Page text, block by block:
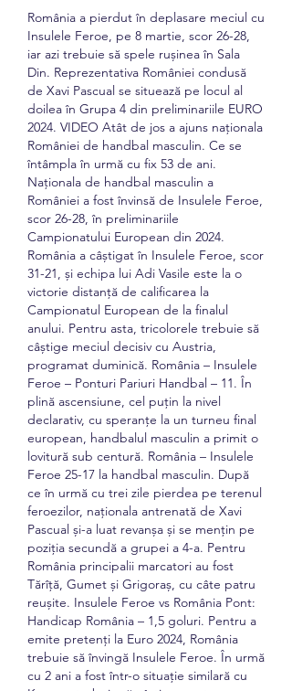
România a pierdut în deplasare meciul cu
Insulele Feroe, pe 8 martie, scor 26-28,
iar azi trebuie să spele rușinea în Sala
Din. Reprezentativa României condusă
de Xavi Pascual se situează pe locul al
doilea în Grupa 4 din preliminariile EURO
2024. VIDEO Atât de jos a ajuns naționala
României de handbal masculin. Ce se
întâmpla în urmă cu fix 53 de ani.
Naționala de handbal masculin a
României a fost învinsă de Insulele Feroe,
scor 26-28, în preliminariile
Campionatului European din 2024.
România a câștigat în Insulele Feroe, scor
31-21, și echipa lui Adi Vasile este la o
victorie distanță de calificarea la
Campionatul European de la finalul
anului. Pentru asta, tricolorele trebuie să
câștige meciul decisiv cu Austria,
programat duminică. România – Insulele
Feroe – Ponturi Pariuri Handbal – 11. În
plină ascensiune, cel puțin la nivel
declarativ, cu speranțe la un turneu final
european, handbalul masculin a primit o
lovitură sub centură. România – Insulele
Feroe 25-17 la handbal masculin. După
ce în urmă cu trei zile pierdea pe terenul
feroezilor, naționala antrenată de Xavi
Pascual și-a luat revanșa și se mențin pe
poziția secundă a grupei a 4-a. Pentru
România principalii marcatori au fost
Tărîță, Gumet și Grigoraș, cu câte patru
reușite. Insulele Feroe vs România Pont:
Handicap România – 1,5 goluri. Pentru a
emite pretenți la Euro 2024, România
trebuie să învingă Insulele Feroe. În urmă
cu 2 ani a fost într-o situație similară cu